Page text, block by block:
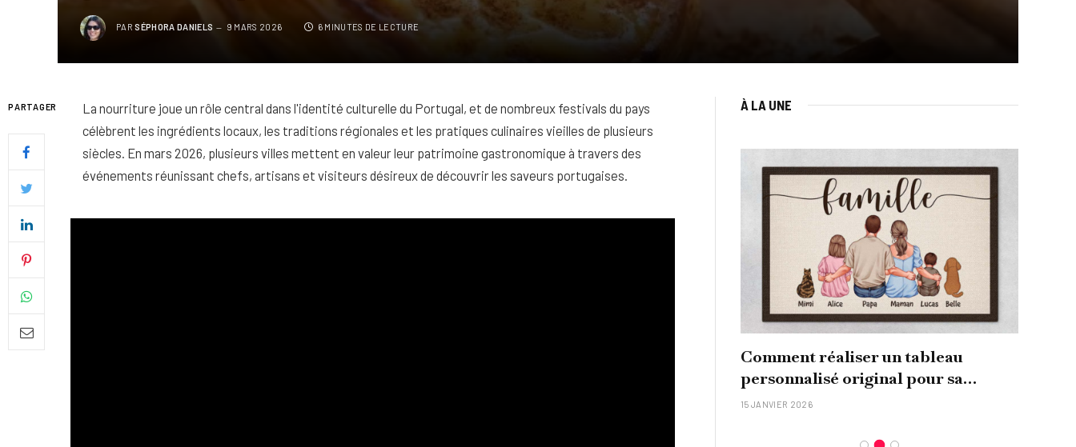
PAR SÉPHORA DANIELS 9 MARS 2026 6 MINUTES DE LECTURE
PARTAGER
La nourriture joue un rôle central dans l'identité culturelle du Portugal, et de nombreux festivals du pays
célèbrent les ingrédients locaux, les traditions régionales et les pratiques culinaires vieilles de plusieurs
siècles. En mars 2026, plusieurs villes mettent en valeur leur patrimoine gastronomique à travers des
événements réunissant chefs, artisans et visiteurs désireux de découvrir les saveurs portugaises.
À LA UNE
Comment réaliser un tableau
personnalisé original pour sa
famille ?
15 JANVIER 2026